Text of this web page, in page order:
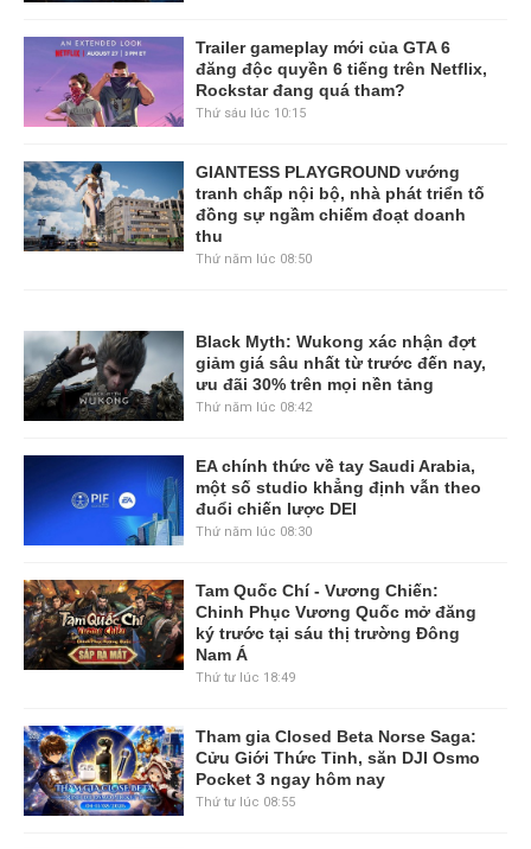
Trailer gameplay mới của GTA 6
đăng độc quyền 6 tiếng trên Netflix,
Rockstar đang quá tham?
Thứ sáu lúc 10:15
GIANTESS PLAYGROUND vướng
tranh chấp nội bộ, nhà phát triển tố
đồng sự ngầm chiếm đoạt doanh
thu
Thứ năm lúc 08:50
Black Myth: Wukong xác nhận đợt
giảm giá sâu nhất từ trước đến nay,
ưu đãi 30% trên mọi nền tảng
Thứ năm lúc 08:42
EA chính thức về tay Saudi Arabia,
một số studio khẳng định vẫn theo
đuổi chiến lược DEI
Thứ năm lúc 08:30
Tam Quốc Chí - Vương Chiến:
Chinh Phục Vương Quốc mở đăng
ký trước tại sáu thị trường Đông
Nam Á
Thứ tư lúc 18:49
Tham gia Closed Beta Norse Saga:
Cửu Giới Thức Tỉnh, săn DJI Osmo
Pocket 3 ngay hôm nay
Thứ tư lúc 08:55